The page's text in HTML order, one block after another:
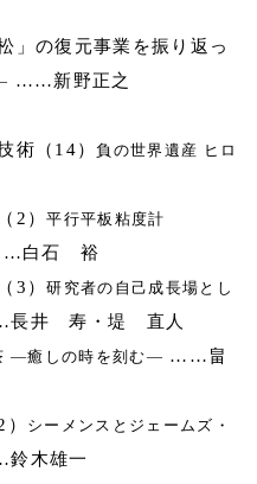
の復元事業を振り返っ
……新野正之
術（14）負の世界遺産 ヒロ
2）平行平板粘度計
白石 裕
3）研究者の自己成長場とし
井 寿・堤 直人
―癒しの時を刻む― ……畠
シーメンスとジェームズ・
木雄一